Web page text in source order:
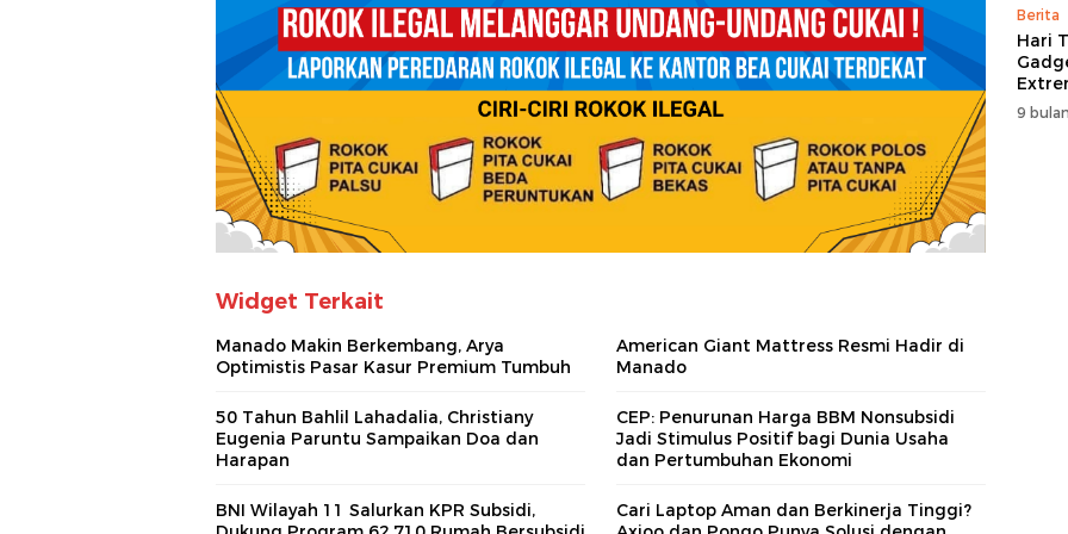
Widget Terkait
Manado Makin Berkembang, Arya
Optimistis Pasar Kasur Premium Tumbuh
American Giant Mattress Resmi Hadir di
Manado
50 Tahun Bahlil Lahadalia, Christiany
Eugenia Paruntu Sampaikan Doa dan
Harapan
CEP: Penurunan Harga BBM Nonsubsidi
Jadi Stimulus Positif bagi Dunia Usaha
dan Pertumbuhan Ekonomi
BNI Wilayah 11 Salurkan KPR Subsidi,
Cari Laptop Aman dan Berkinerja Tinggi?
Berita
Hari
9